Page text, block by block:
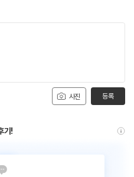
사진 등록
기!